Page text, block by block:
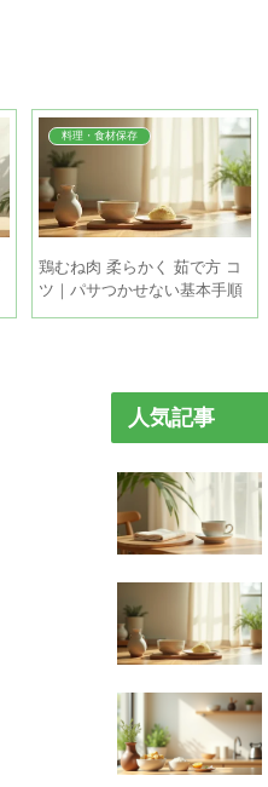
料理・食材保存
鶏むね肉 柔らかく 茹で方 コ
ツ｜パサつかせない基本手順
とちょい足しテク
人気記事